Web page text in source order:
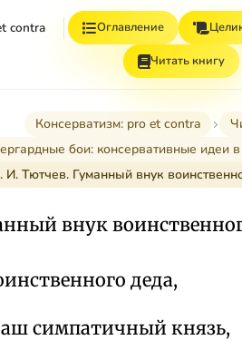
contra Оглавление
Читать книгу
Консерватизм: pro et contra
бои: консервативные идеи
И. Тютчев. Гуманный внук
внук
деда,
симпатичный князь,